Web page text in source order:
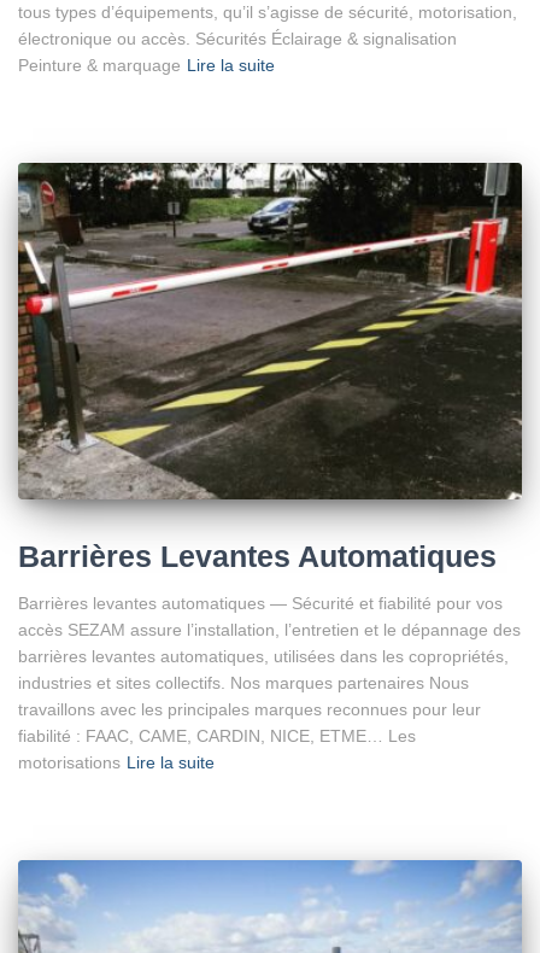
tous types d’équipements, qu’il s’agisse de sécurité, motorisation,
électronique ou accès. Sécurités Éclairage & signalisation
Peinture & marquage Lire la suite
Barrières Levantes Automatiques
Barrières levantes automatiques — Sécurité et fiabilité pour vos
accès SEZAM assure l’installation, l’entretien et le dépannage des
barrières levantes automatiques, utilisées dans les copropriétés,
industries et sites collectifs. Nos marques partenaires Nous
travaillons avec les principales marques reconnues pour leur
fiabilité : FAAC, CAME, CARDIN, NICE, ETME… Les
motorisations Lire la suite